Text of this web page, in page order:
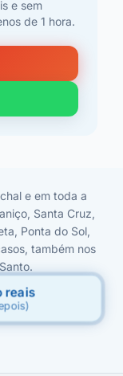
e sem
de 1 hora.
e em toda a
Santa Cruz,
Ponta do Sol,
também nos
reais